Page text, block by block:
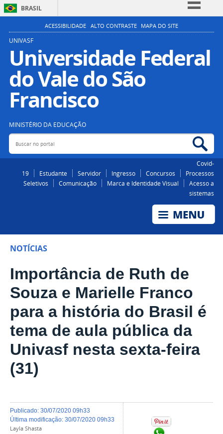
BRASIL
Simplifique!
Participe
Acesso à informação
Legislação
ACESSIBILIDADE ALTO CONTRASTE MAPA DO SITE
UNIVASF
Universidade Federal
do Vale do São
Francisco
MINISTÉRIO DA EDUCAÇÃO
Buscar no portal
Covid-
19
Estudante Servidor Ingresso Concursos
Processos
Seletivos
Comunicação Marca e Identidade Visual
Acesso a
sistemas
NOTÍCIAS
Importância de Ruth de
Souza e Marielle Franco
para a história do Brasil é
tema de aula pública da
Univasf nesta sexta-feira
(31)
publicado: 30/07/2020 09h33
última modificação: 30/07/2020 09h33
Layla Shasta